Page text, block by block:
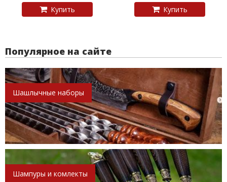
Купить Купить
Популярное на сайте
Шашлычные наборы
Шампуры и комлекты